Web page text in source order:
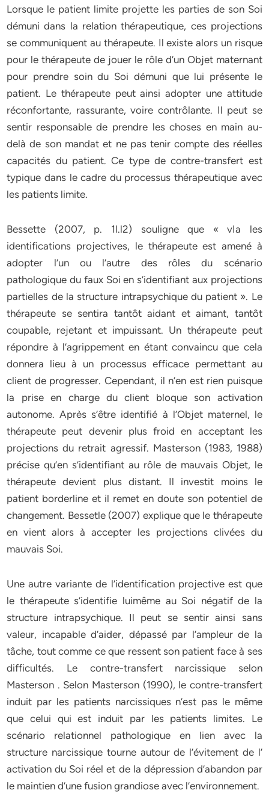
Lorsque le patient limite projette les parties de son Soi
démuni dans la relation thérapeutique, ces projections
se communiquent au thérapeute. Il existe alors un risque
pour le thérapeute de jouer le rôle d’un Objet maternant
pour prendre soin du Soi démuni que lui présente le
patient. Le thérapeute peut ainsi adopter une attitude
réconfortante, rassurante, voire contrôlante. Il peut se
sentir responsable de prendre les choses en main au-
delà de son mandat et ne pas tenir compte des réelles
capacités du patient. Ce type de contre-transfert est
typique dans le cadre du processus thérapeutique avec
les patients limite.
Bessette (2007, p. 1l.l2) souligne que « vIa les
identifications projectives, le thérapeute est amené à
adopter l’un ou l’autre des rôles du scénario
pathologique du faux Soi en s’identifiant aux projections
partielles de la structure intrapsychique du patient ». Le
thérapeute se sentira tantôt aidant et aimant, tantôt
coupable, rejetant et impuissant. Un thérapeute peut
répondre à l’agrippement en étant convaincu que cela
donnera lieu à un processus efficace permettant au
client de progresser. Cependant, il n’en est rien puisque
la prise en charge du client bloque son activation
autonome. Après s’être identifié à l’Objet maternel, le
thérapeute peut devenir plus froid en acceptant les
projections du retrait agressif. Masterson (1983, 1988)
précise qu’en s’identifiant au rôle de mauvais Objet, le
thérapeute devient plus distant. Il investit moins le
patient borderline et il remet en doute son potentiel de
changement. Bessetle (2007) explique que le thérapeute
en vient alors à accepter les projections clivées du
mauvais Soi.
Une autre variante de l’identification projective est que
le thérapeute s’identifie luimême au Soi négatif de la
structure intrapsychique. Il peut se sentir ainsi sans
valeur, incapable d’aider, dépassé par l’ampleur de la
tâche, tout comme ce que ressent son patient face à ses
difficultés. Le contre-transfert narcissique selon
Masterson . Selon Masterson (1990), le contre-transfert
induit par les patients narcissiques n’est pas le même
que celui qui est induit par les patients limites. Le
scénario relationnel pathologique en lien avec la
structure narcissique tourne autour de l’évitement de l’
activation du Soi réel et de la dépression d’abandon par
le maintien d’une fusion grandiose avec l’environnement.